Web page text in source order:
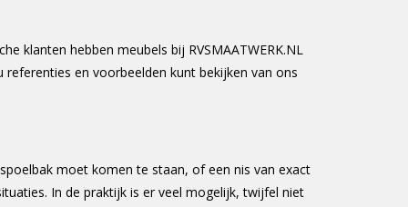
klanten hebben meubels bij RVSMAATWERK.NL
en voorbeelden kunt bekijken van ons
moet komen te staan, of een nis van exact
In de praktijk is er veel mogelijk, twijfel niet